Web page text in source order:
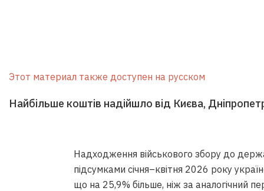
Этот материал также доступен на русском
Найбільше коштів надійшло від Києва,
Надходження військового збору до
підсумками січня–квітня 2026 року
що на 25,9% більше, ніж за аналогічний